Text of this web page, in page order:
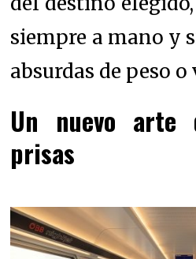
siempre a mano y
absurdas de peso
Un nuevo
prisas